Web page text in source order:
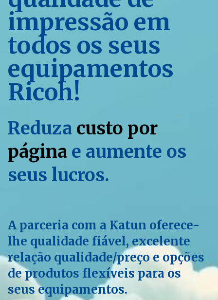
impressão em
todos os seus
equipamentos
Ricoh!
Reduza custo por
página e aumente os
seus lucros.
A parceria com a Katun oferece-
lhe qualidade fiável, excelente
relação qualidade/preço e opções
de produtos flexíveis para os
seus equipamentos.